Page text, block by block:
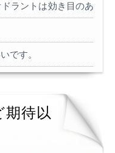
ラントは効き目のあ
です。
待以